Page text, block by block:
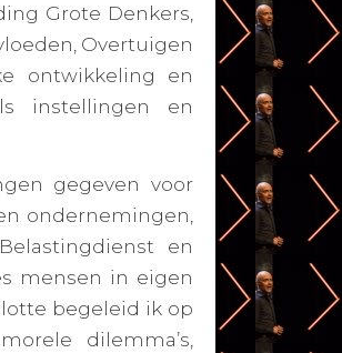
Grote Denkers
Overtuigen
ontwikkeling en
instellingen en
gegeven voor
ondernemingen,
en
mensen in eigen
begeleid ik op
dilemma’s,